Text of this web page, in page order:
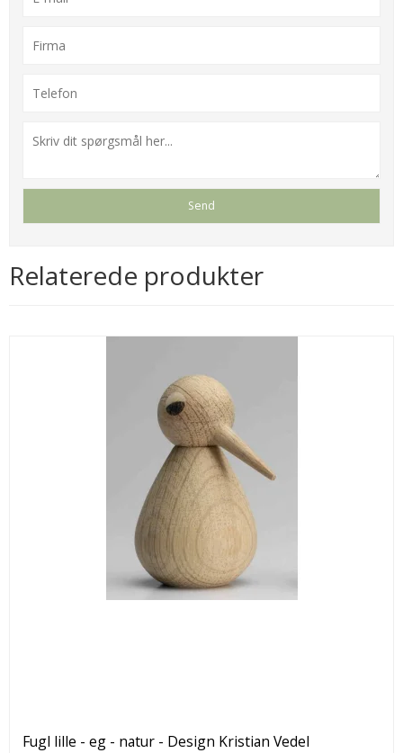
Relaterede produkter
Fugl lille - eg - natur - Design Kristian Vedel